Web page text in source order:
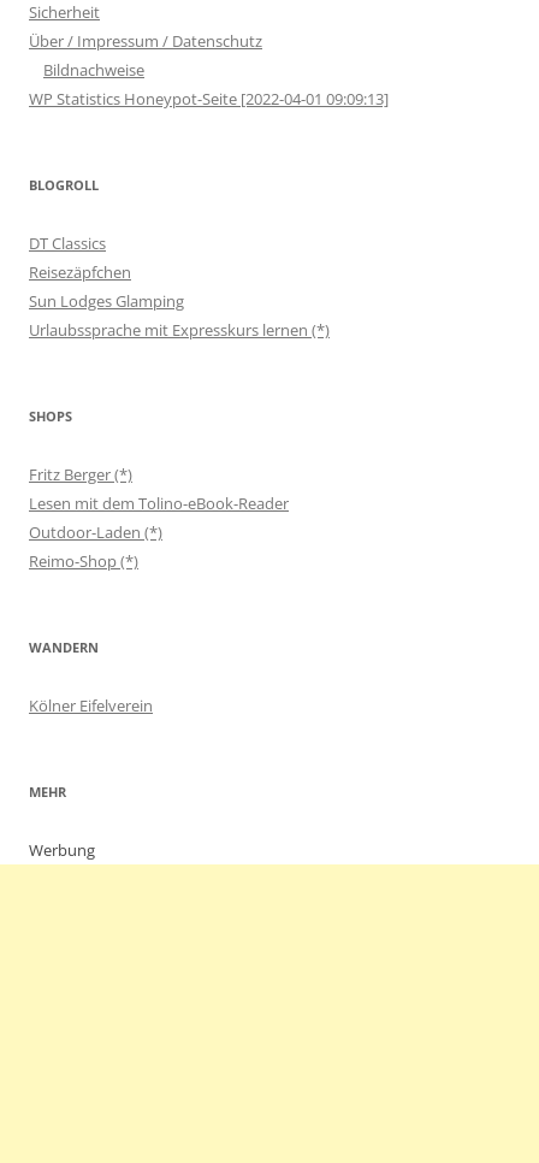
Sicherheit
Über / Impressum / Datenschutz
Bildnachweise
WP Statistics Honeypot-Seite [2022-04-01 09:09:13]
BLOGROLL
DT Classics
Reisezäpfchen
Sun Lodges Glamping
Urlaubssprache mit Expresskurs lernen (*)
SHOPS
Fritz Berger (*)
Lesen mit dem Tolino-eBook-Reader
Outdoor-Laden (*)
Reimo-Shop (*)
WANDERN
Kölner Eifelverein
MEHR
Werbung